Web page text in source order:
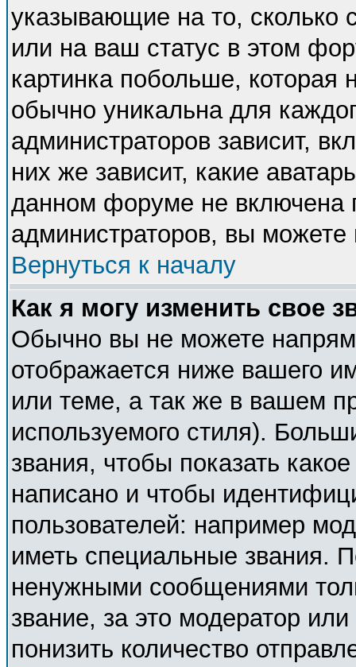
указывающие на то,
или на ваш статус в этом
картинка побольше, которая
обычно уникальна для
администраторов зависит,
них же зависит, какие
данном форуме не включена
администраторов, вы
Вернуться к началу
Как я могу изменить свое
Обычно вы не можете
отображается ниже вашего
или теме, а так же в вашем
используемого стиля).
звания, чтобы показать
написано и чтобы
пользователей: например
иметь специальные звания.
ненужными сообщениями
звание, за это модератор
понизить количество